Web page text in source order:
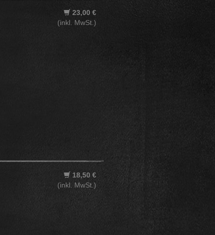
23,00 €
(inkl. MwSt.)
18,50 €
(inkl. MwSt.)